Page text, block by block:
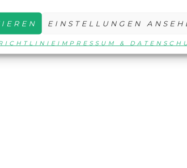
EINSTELLUNGEN
IMPRESSUM &